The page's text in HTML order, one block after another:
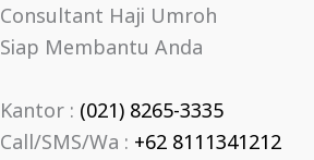
Consultant Haji Umroh
Siap Membantu Anda
Kantor : (021) 8265-3335
Call/SMS/Wa : +62 8111341212